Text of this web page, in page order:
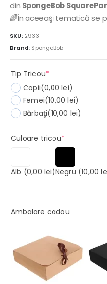
din SpongeBob
🌈În aceeaşi tematică se
SKU: 2933
Brand: SpongeBob
Tip Tricou*
Copii(0,00 lei)
Femei(10,00 lei)
Bărbaţi(10,00 lei)
Culoare tricou*(required)
Alb (0,00 lei)Negru (10,00
Ambalare cadou